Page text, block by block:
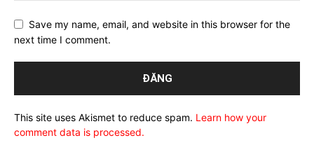
Save my name, email, and website in this browser for the
next time I comment.
This site uses Akismet to reduce spam. Learn how your
comment data is processed.